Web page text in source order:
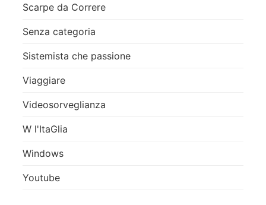
Scarpe da Correre
Senza categoria
Sistemista che passione
Viaggiare
Videosorveglianza
W l'ItaGlia
Windows
Youtube